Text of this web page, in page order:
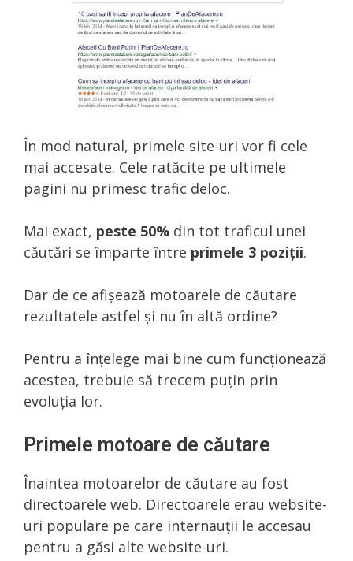
În mod natural, primele site-uri vor fi cele
mai accesate. Cele ratăcite pe ultimele
pagini nu primesc trafic deloc.
Mai exact, peste 50% din tot traficul unei
căutări se împarte între primele 3 poziții.
Dar de ce afișează motoarele de căutare
rezultatele astfel și nu în altă ordine?
Pentru a înțelege mai bine cum funcționează
acestea, trebuie să trecem puțin prin
evoluția lor.
Primele motoare de căutare
Înaintea motoarelor de căutare au fost
directoarele web. Directoarele erau website-
uri populare pe care internauții le accesau
pentru a găsi alte website-uri.